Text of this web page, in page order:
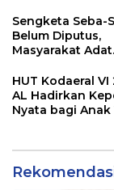
Sengketa Seba-
Belum Diputus,
Masyarakat Adat
Vale di Ululere
HUT Kodaeral VI
AL Hadirkan
Nyata bagi Anak